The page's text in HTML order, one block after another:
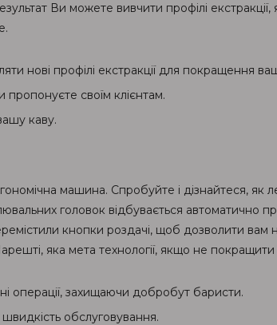
Ви можете вивчити профілі
нові профілі екстракції для покращення
пропонуєте своїм клієнтам.
каву.
машина. Спробуйте і дізнайтеся, як
головок відбувається автоматично
кнопки роздачі, щоб дозволити вам
яка мета технології, якщо не
операції, захищаючи добробут баристи.
обслуговування.